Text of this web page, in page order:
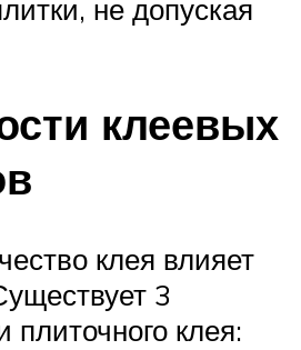
не допуская
клеевых
клея влияет
3
плиточного клея: